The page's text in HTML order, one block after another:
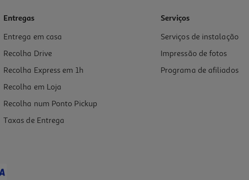
Entregas
Entrega em casa
Recolha Drive
Recolha Express em 1h
Recolha em Loja
Recolha num Ponto Pickup
Taxas de Entrega
Serviços
Serviços de instalação
Impressão de fotos
Programa de afiliados